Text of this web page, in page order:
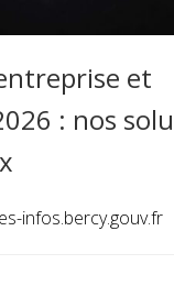
et
: nos
infos.bercy.gouv.fr